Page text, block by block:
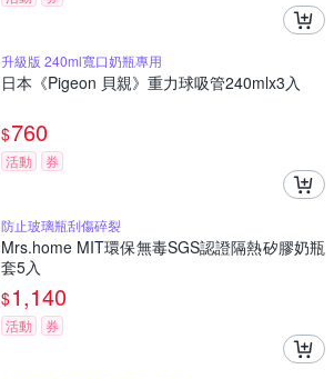
升級版 240ml寬口奶瓶專用
日本《Pigeon 貝親》重力球吸管240mlx3入
$760
活動 券
防止玻璃瓶刮傷碎裂
Mrs.home MIT環保無毒SGS認證隔熱矽膠奶瓶
套5入
$1,140
活動 券